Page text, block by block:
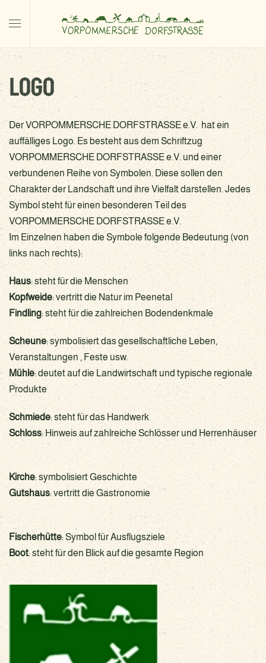
LOGO
Der VORPOMMERSCHE DORFSTRASSE e.V. hat ein
auffälliges Logo. Es besteht aus dem Schriftzug
VORPOMMERSCHE DORFSTRASSE e.V. und einer
verbundenen Reihe von Symbolen. Diese sollen den
Charakter der Landschaft und ihre Vielfalt darstellen. Jedes
Symbol steht für einen besonderen Teil des
VORPOMMERSCHE DORFSTRASSE e.V.
Im Einzelnen haben die Symbole folgende Bedeutung (von
links nach rechts):
Haus: steht für die Menschen
Kopfweide: vertritt die Natur im Peenetal
Findling: steht für die zahlreichen Bodendenkmale
Scheune: symbolisiert das gesellschaftliche Leben,
Veranstaltungen , Feste usw.
Mühle: deutet auf die Landwirtschaft und typische regionale
Produkte
Schmiede: steht für das Handwerk
Schloss: Hinweis auf zahlreiche Schlösser und Herrenhäuser
Kirche: symbolisiert Geschichte
Gutshaus: vertritt die Gastronomie
Fischerhütte: Symbol für Ausflugsziele
Boot: steht für den Blick auf die gesamte Region